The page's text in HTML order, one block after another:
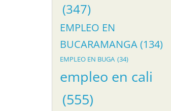
(347)
EMPLEO EN
BUCARAMANGA(134)
EMPLEO EN BUGA (34)
empleo en cali
(555)